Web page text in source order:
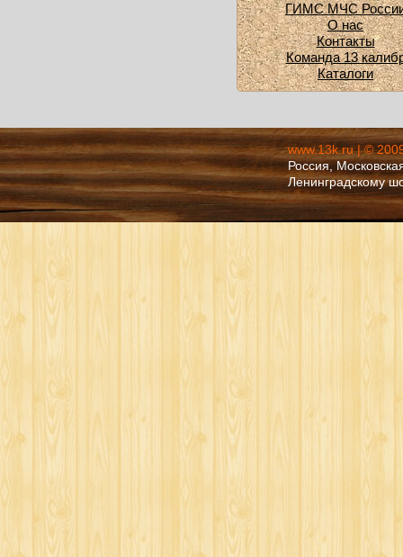
ГИМС МЧС
О нас
Контакты
Команда 13
Каталоги
www.13k.ru | ©
Россия,
Ленинградскому